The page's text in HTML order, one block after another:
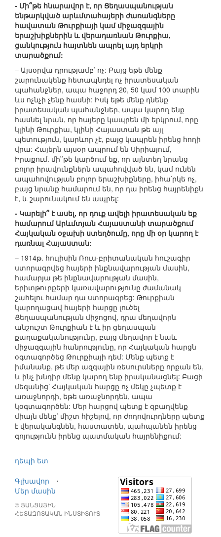
- Մի՞թե հնարավոր է, որ Ցեղասպանության
ենթարկված արևմտահայերի ժառանգները
հավատան Թուրքիայի կամ միջազգային
երաշխիքներին և վերադառնան Թուրքիա,
ցանկություն հայտնեն ապրել այդ երկրի
տարածքում:
– Այսօրվա դրությամբ՝ ոչ: Բայց եթե մենք
շարունակենք հետապնդել ոչ իրատեսական
պահանջներ, ապա հաջորդ 20, 50 կամ 100 տարին
ևս ոչնչի չենք հասնի: Իսկ եթե մենք դնենք
իրատեսական պահանջներ, ապա կարող ենք
հասնել նրան, որ հայերը կապրեն մի երկրում, որը
կլինի Թուրքիա, կլինի Հայաստան թե այլ
պետություն, կարևոր չէ, բայց կապրեն իրենց հողի
վրա: Հայերն այսօր ապրում են Սիրիայում,
Իրաքում. մի՞թե կարծում եք, որ այնտեղ նրանց
բոլոր իրավունքներն ապահովված են, կամ ունեն
ապահովության բոլոր երաշխիքները, իհա՛րկե ոչ,
բայց նրանք համարում են, որ դա իրենց հայրենիքն
է, և շարունակում են ապրել:
- Կարելի՞ է ասել, որ դուք ավելի իրատեսական եք
համարում Արևմտյան Հայաստանի տարածքում
Հայկական օջախի ստեղծումը, որը մի օր կարող է
դառնալ Հայաստան:
– 1914թ. հուլիսին Ռուս-բրիտանական հուշագիր
ստորագրվեց հայերի ինքնավարության մասին,
համարյա թե ինքնավարության մասին,
երիտթուրքերի կառավարությունը ժամանակ
շահելու համար դա ստորագրեց: Թուրքիան
կարողացավ հայերի հարցը լուծել
Ցեղասպանության միջոցով, դրա մեղավորն
անշուշտ Թուրքիան է և իր ցեղասպան
քաղաքականությունը, բայց մեղավոր է նաև
միջազգային հանրությունը, որ Հայկական հարցն
օգտագործեց Թուրքիայի դեմ: Մենք պետք է
իմանանք, թե մեր ազգային ռեսուրսները որքան են,
և ինչ խնդիր մենք կարող ենք իրականացնել: Բացի
մեզանից՝ Հայկական հարցը ոչ մեկը չպետք է
առաջնորդի, եթե առաջնորդեն, ապա
կօգտագործեն: Մեր հարցով պետք է զբաղվենք
միայն մենք՝ միշտ հիշելով, որ ժողովուրդները պետք
է վերականգնեն, հաստատեն, պահպանեն իրենց
գոյությունն իրենց պատմական հայրենիքում:
դեպի ետ
Գլխավոր
⋅
Մեր մասին
© ՑԱՆՑԱՅԻՆ
ՀԵՏԱԶՈՏԱԿԱՆ ԻՆՍՏԻՏՈՒՏ